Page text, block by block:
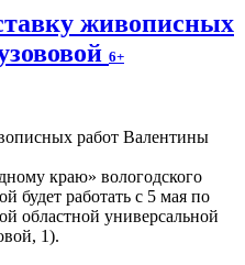
живописных
6+
краю» вологодского
будет работать с 5 мая по
областной универсальной
1).